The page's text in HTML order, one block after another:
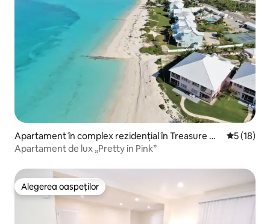
Apartament în complex rezidențial în Treasure Ca
y
Scor
5 (18)
Apartament de lux „Pretty in Pink”
Alegerea oaspeților
Alegerea oaspeților